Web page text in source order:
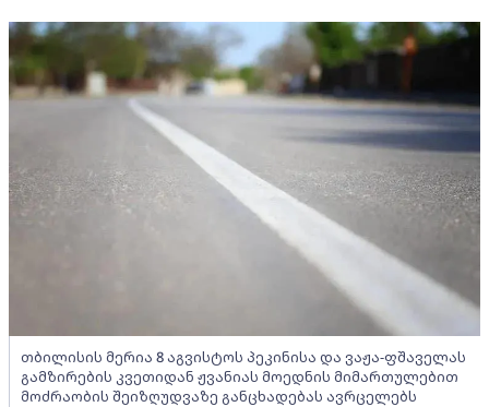
თბილისის მერია 8 აგვისტოს პეკინისა და ვაჟა-ფშაველას
გამზირების კვეთიდან ჟვანიას მოედნის მიმართულებით
მოძრაობის შეიზღუდვაზე განცხადებას ავრცელებს